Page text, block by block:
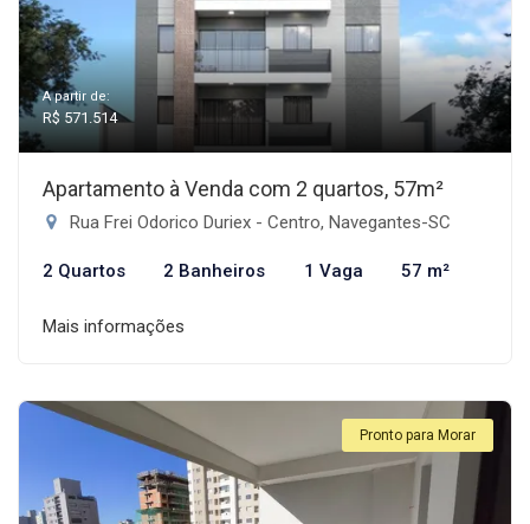
A partir de:
R$ 571.514
Apartamento à Venda com 2 quartos, 57m²
Rua Frei Odorico Duriex - Centro, Navegantes-SC
2 Quartos 2 Banheiros 1 Vaga 57 m²
Mais informações
Pronto para Morar